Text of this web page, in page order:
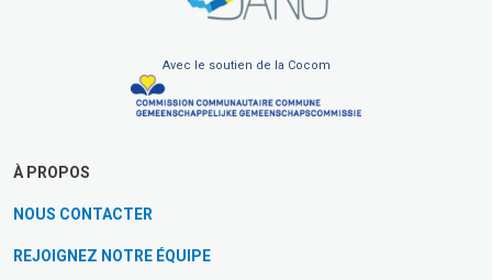
Avec le soutien de la Cocom
À PROPOS
NOUS CONTACTER
REJOIGNEZ NOTRE ÉQUIPE